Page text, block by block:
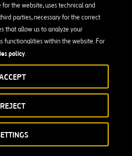
the website, uses technical and
parties, necessary for the correct
that allow us to analyze your
functionalities within the website. For
policy.
REJECT
crisis económica o el aumento de
de atender diversos
de apoyo a la concesión
el órgano de contratación.
han tomado la mencionada
en los próximos meses.
totalmente provisionada en
impacto significativo